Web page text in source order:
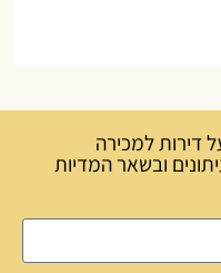
דירות למכירה
ובשאר המדיות